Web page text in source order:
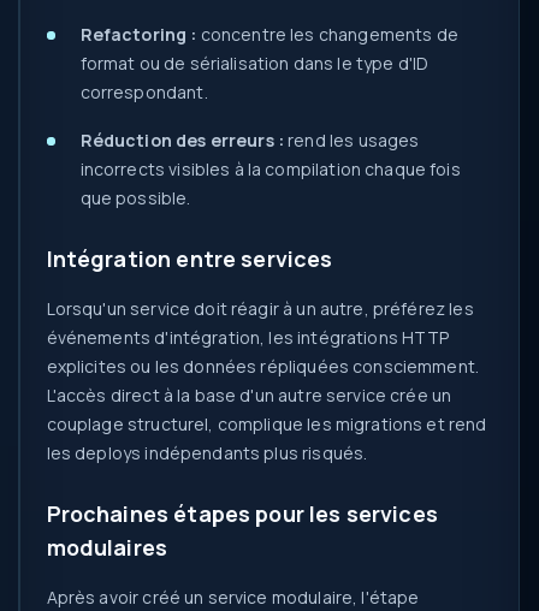
Refactoring : concentre les changements de
format ou de sérialisation dans le type d'ID
correspondant.
Réduction des erreurs : rend les usages
incorrects visibles à la compilation chaque fois
que possible.
Intégration entre services
Lorsqu'un service doit réagir à un autre, préférez les
événements d'intégration, les intégrations HTTP
explicites ou les données répliquées consciemment.
L'accès direct à la base d'un autre service crée un
couplage structurel, complique les migrations et rend
les deploys indépendants plus risqués.
Prochaines étapes pour les services
modulaires
Après avoir créé un service modulaire, l'étape